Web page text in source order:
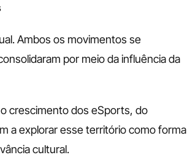
Ambos os movimentos se
por meio da influência da
crescimento dos eSports, do
a explorar esse território como forma
cultural.